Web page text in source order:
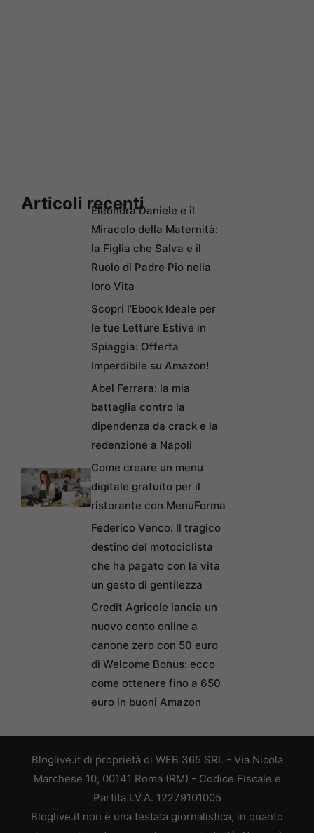
Articoli recentiEleonora Daniele e il
Miracolo della Maternità:
la Figlia che Salva e il
Ruolo di Padre Pio nella
loro Vita
Scopri l’Ebook Ideale per
le tue Letture Estive in
Spiaggia: Offerta
Imperdibile su Amazon!
Abel Ferrara: la mia
battaglia contro la
dipendenza da crack e la
redenzione a Napoli
Come creare un menu
digitale gratuito per il
ristorante con MenuForma
Federico Venco: Il tragico
destino del motociclista
che ha pagato con la vita
un gesto di gentilezza
Credit Agricole lancia un
nuovo conto online a
canone zero con 50 euro
di Welcome Bonus: ecco
come ottenere fino a 650
euro in buoni Amazon
Bloglive.it di proprietà di WEB 365 SRL - Via Nicola
Marchese 10, 00141 Roma (RM) - Codice Fiscale e
Partita I.V.A. 12279101005
Bloglive.it non è una testata giornalistica, in quanto